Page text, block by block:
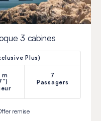
3 cabines
Plus)
m
7
Passagers
remise